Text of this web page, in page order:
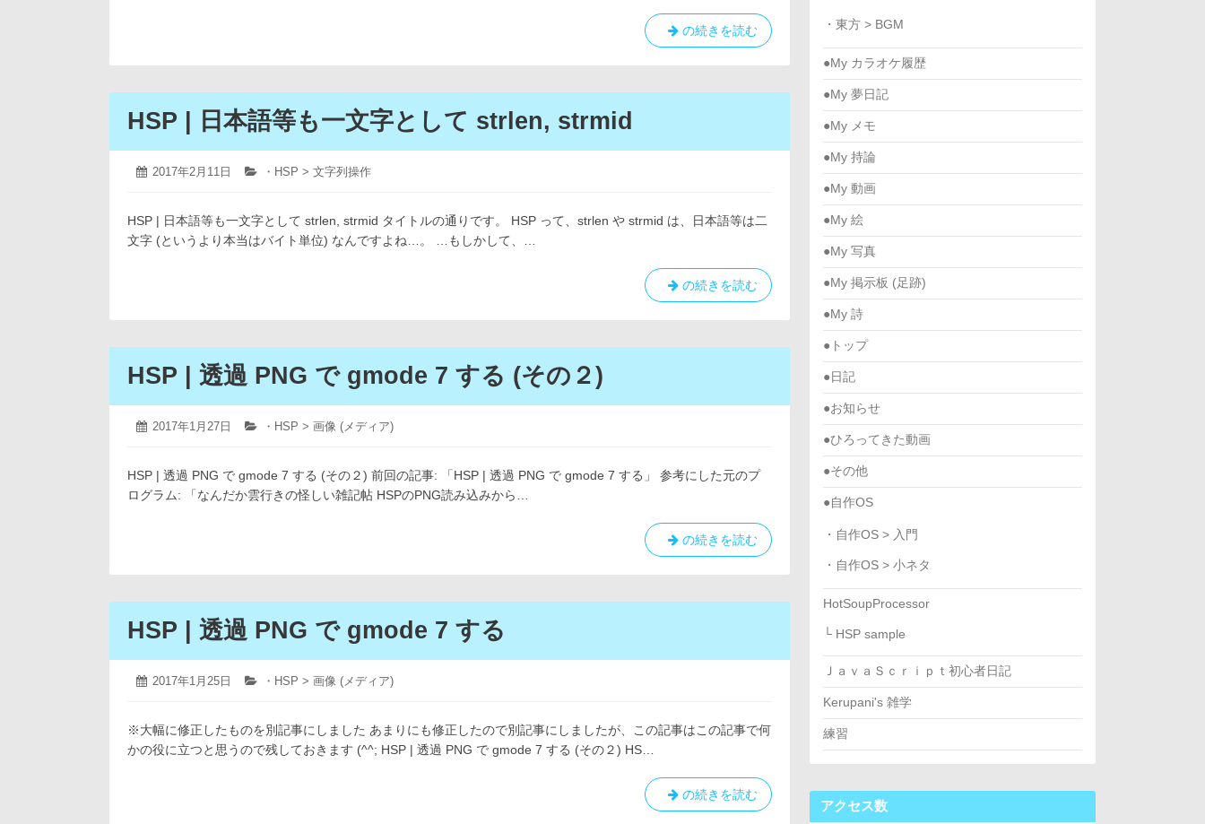
ノ
ス
ル
譜
far
の続きを読む
HSP | 日本語等も一文字として strlen, strmid
投
2017年2月11日
2019
月
12
日
カ
リ
ー:
・HSP > 文字列操作
HSP | 日本語等も一文字として strlen, strmid タイトルの通りです。 HSP って、strlen や strmid は、日本語等は二
文字 (というより本当はバイト単位) なんですよね…。 …もしかして、…
HSP
|
本
も
と
て
strlen,
strmid
の続きを読む
HSP | 透過 PNG で gmode 7 する (その２)
投
2017年1月27日
2019
月
12
日
カ
リ
ー:
・HSP > 画像 (メディア)
HSP | 透過 PNG で gmode 7 する (その２) 前回の記事: 「HSP | 透過 PNG で gmode 7 する」 参考にした元のプ
ログラム: 「なんだか雲行きの怪しい雑記帖 HSPのPNG読み込みから…
HSP
|
過
gmode
(そ
２)
の続きを読む
HSP | 透過 PNG で gmode 7 する
投
2017年1月25日
2019
月
12
日
カ
リ
ー:
・HSP > 画像 (メディア)
※大幅に修正したものを別記事にしました あまりにも修正したので別記事にしましたが、この記事はこの記事で何
かの役に立つと思うので残しておきます (^^; HSP | 透過 PNG で gmode 7 する (その２) HS…
HSP
|
の続きを読む
・東方 > BGM
●My カラオケ履歴
●My 夢日記
●My メモ
●My 持論
●My 動画
●My 絵
●My 写真
●My 掲示板 (足跡)
●My 詩
●トップ
●日記
●お知らせ
●ひろってきた動画
●その他
●自作OS
・自作OS > 入門
・自作OS > 小ネタ
HotSoupProcessor
└ HSP sample
ＪａｖａＳｃｒｉｐｔ初心者日記
Kerupani's 雑学
練習
アクセス数